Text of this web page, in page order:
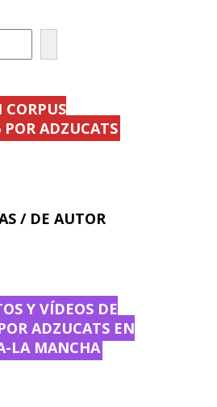
CORPUS
ADZUCATS
/ DE AUTOR
Y VÍDEOS DE
ADZUCATS EN
LA MANCHA